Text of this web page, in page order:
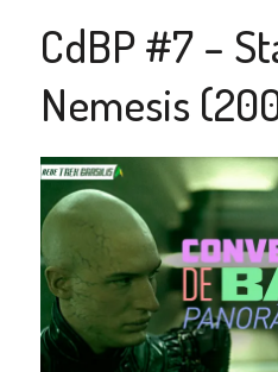
CdBP #7 –
Nemesis